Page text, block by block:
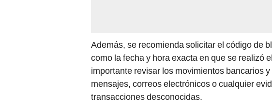
Además, se recomienda solicitar el código de
como la fecha y hora exacta en que se realizó
importante revisar los movimientos bancarios
mensajes, correos electrónicos o cualquier
transacciones desconocidas.